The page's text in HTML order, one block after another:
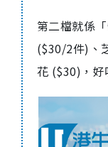
第二檔就係
($30/2件)、
花 ($30)，好